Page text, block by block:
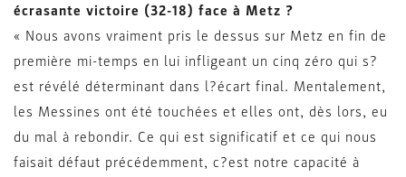
écrasante victoire (32-18) face à Metz ?
« Nous avons vraiment pris le dessus sur Metz en fin de
première mi-temps en lui infligeant un cinq zéro qui s?
est révélé déterminant dans l?écart final. Mentalement,
les Messines ont été touchées et elles ont, dès lors, eu
du mal à rebondir. Ce qui est significatif et ce qui nous
faisait défaut précédemment, c?est notre capacité à